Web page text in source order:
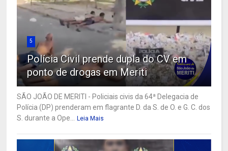
5
Polícia Civil prende dupla do CV em
ponto de drogas em Meriti
SÃO JOÃO DE MERITI - Policiais civis da 64ª Delegacia de
Polícia (DP) prenderam em flagrante D. da S. de O. e G. C. dos
S. durante a Ope... Leia Mais